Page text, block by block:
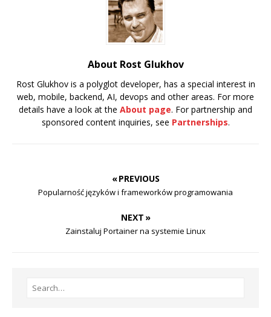
About Rost Glukhov
Rost Glukhov is a polyglot developer, has a special interest in
web, mobile, backend, AI, devops and other areas. For more
details have a look at the About page. For partnership and
sponsored content inquiries, see Partnerships.
« PREVIOUS
Popularność języków i frameworków programowania
NEXT »
Zainstaluj Portainer na systemie Linux